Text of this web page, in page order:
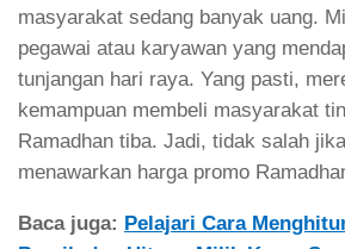
masyarakat sedang banyak uang.
pegawai atau karyawan yang
tunjangan hari raya. Yang pasti,
kemampuan membeli masyarakat
Ramadhan tiba. Jadi, tidak salah
menawarkan harga promo
Baca juga: Pelajari Cara